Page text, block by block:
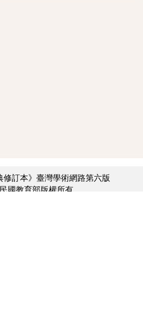
修訂本》臺灣學術網路第六版
國教育部版權所有